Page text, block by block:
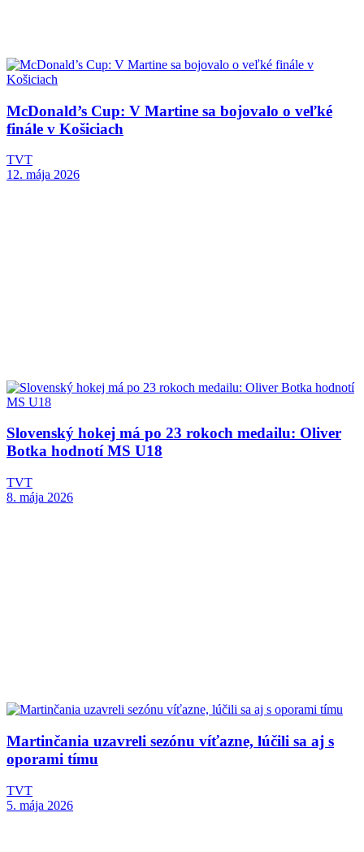
McDonald’s Cup: V Martine sa bojovalo o veľké
finále v Košiciach
TVT
12. mája 2026
Slovenský hokej má po 23 rokoch medailu: Oliver
Botka hodnotí MS U18
TVT
8. mája 2026
Martinčania uzavreli sezónu víťazne, lúčili sa aj s
oporami tímu
TVT
5. mája 2026